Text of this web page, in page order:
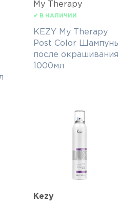
My Therapy
✔ В НАЛИЧИИ
KEZY My Therapy
Post Color Шампунь
после окрашивания
1000мл
Kezy